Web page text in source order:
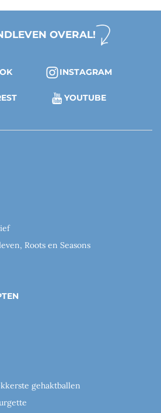
OVERAL!
INSTAGRAM
YOUTUBE
Roots en Seasons
gehaktballen